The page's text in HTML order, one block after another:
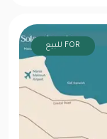
FOR للبيع